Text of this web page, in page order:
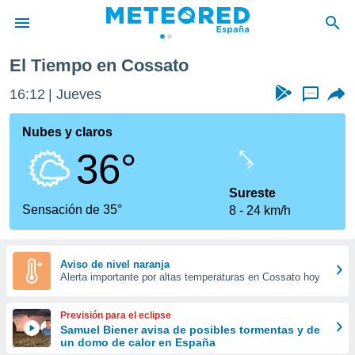
de
por
que se
calidad.
a este
las
y
forma
digital
basada
El Tiempo en Cossato
16:12 Jueves ...
Nubes y claros
36°
Sensación de 35°
Sureste
8
24 km/h
Aviso de nivel naranja
Alerta importante por altas temperaturas en Cossato hoy
Previsión para el eclipse
Samuel Biener avisa de posibles tormentas y de
un domo de calor en España